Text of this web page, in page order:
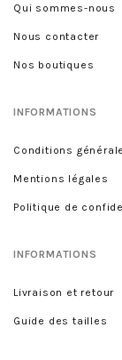
Qui sommes-nous
Nous contacter
Nos boutiques
INFORMATIONS
Conditions
Mentions légales
Politique de
INFORMATIONS
Livraison et retour
Guide des tailles